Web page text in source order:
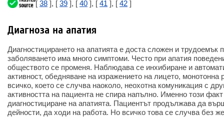
[ 38 ], [ 39 ], [ 40 ], [ 41 ], [ 42 ]
Диагноза на апатия
Диагностицирането на апатията е доста сложен и трудоемък
заболяването има много симптоми. Често при апатия
обществото се променя. Наблюдава се инхибиране и
активност, обедняване на изражението на лицето, монотонна
всичко, което се случва наоколо, неохотна комуникация с
активността на пациента не спира напълно. Именно този
диагностициране на апатията. Пациентът продължава да
дейности, да ходи на работа. Но всичко това се случва без